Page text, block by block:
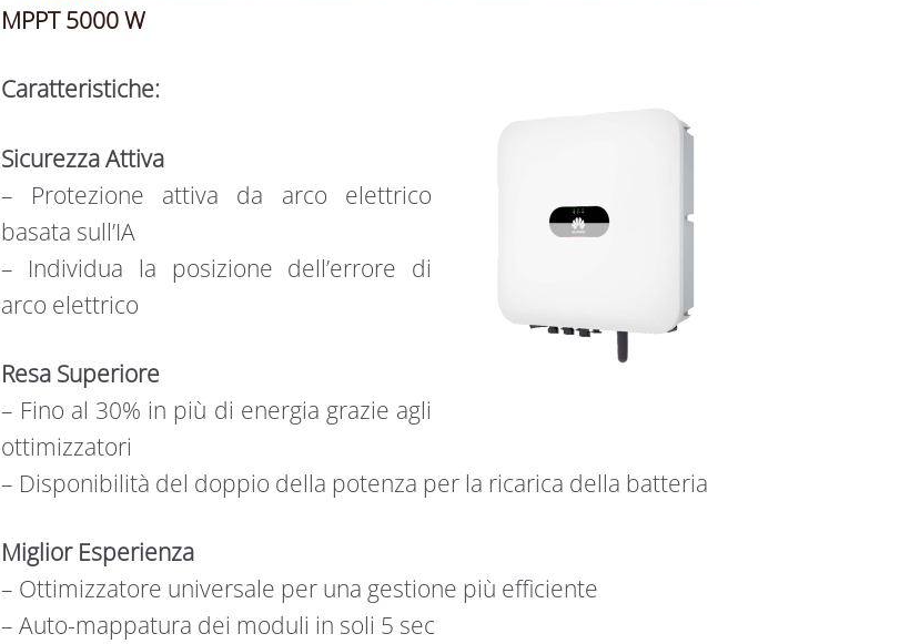
MPPT 5000 W
Caratteristiche:
Sicurezza Attiva
– Protezione attiva da arco elettrico
basata sull’IA
– Individua la posizione dell’errore di
arco elettrico
Resa Superiore
– Fino al 30% in più di energia grazie agli
ottimizzatori
– Disponibilità del doppio della potenza per la ricarica della batteria
Miglior Esperienza
– Ottimizzatore universale per una gestione più efficiente
– Auto-mappatura dei moduli in soli 5 sec